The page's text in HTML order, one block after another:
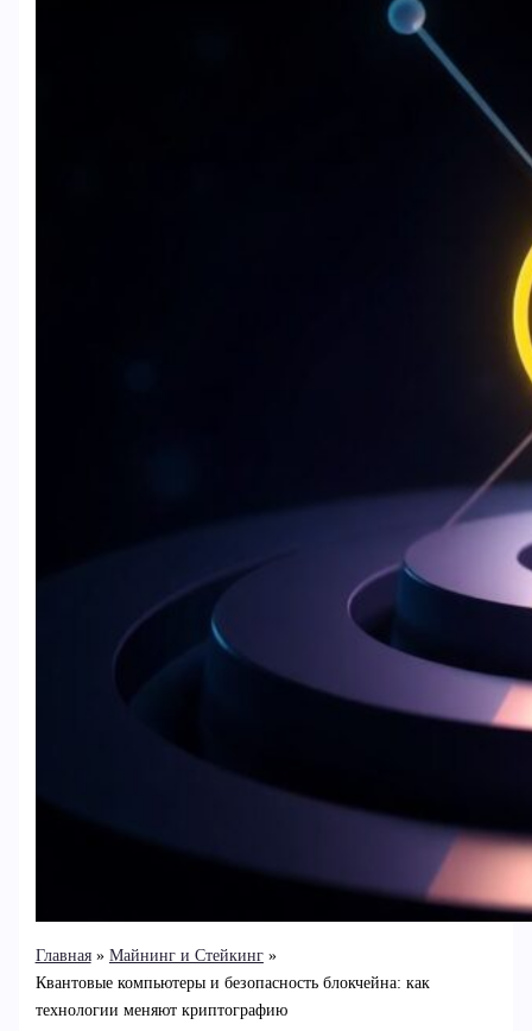
Главная
Майнинг и Стейкинг
Квантовые компьютеры и безопасность блокчейна: как
технологии меняют криптографию